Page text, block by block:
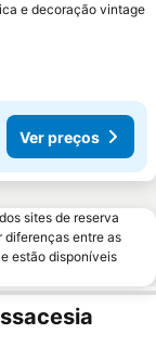
e decoração vintage
Ver preços
sites de reserva
diferenças entre as
estão disponíveis